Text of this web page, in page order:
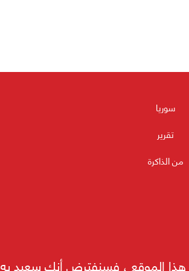
سوريا
تقرير
من الذاكرة
هذا الموقع ، فسنفترض أنك سعيد به